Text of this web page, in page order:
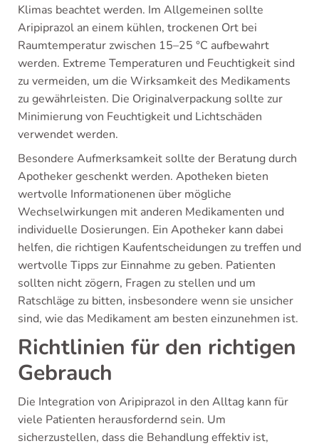
Klimas beachtet werden. Im Allgemeinen sollte
Aripiprazol an einem kühlen, trockenen Ort bei
Raumtemperatur zwischen 15–25 °C aufbewahrt
werden. Extreme Temperaturen und Feuchtigkeit sind
zu vermeiden, um die Wirksamkeit des Medikaments
zu gewährleisten. Die Originalverpackung sollte zur
Minimierung von Feuchtigkeit und Lichtschäden
verwendet werden.
Besondere Aufmerksamkeit sollte der Beratung durch
Apotheker geschenkt werden. Apotheken bieten
wertvolle Informationenen über mögliche
Wechselwirkungen mit anderen Medikamenten und
individuelle Dosierungen. Ein Apotheker kann dabei
helfen, die richtigen Kaufentscheidungen zu treffen und
wertvolle Tipps zur Einnahme zu geben. Patienten
sollten nicht zögern, Fragen zu stellen und um
Ratschläge zu bitten, insbesondere wenn sie unsicher
sind, wie das Medikament am besten einzunehmen ist.
Richtlinien für den richtigen
Gebrauch
Die Integration von Aripiprazol in den Alltag kann für
viele Patienten herausfordernd sein. Um
sicherzustellen, dass die Behandlung effektiv ist,